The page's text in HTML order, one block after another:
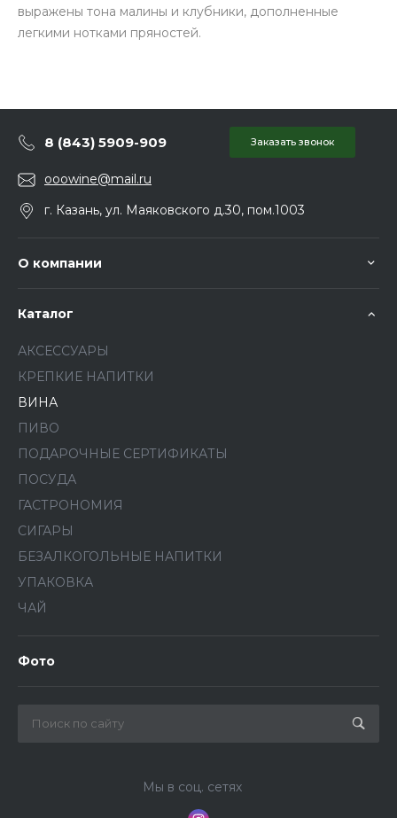
выражены тона малины и клубники, дополненные
легкими нотками пряностей.
8 (843) 5909-909 Заказать звонок
ooowine@mail.ru
г. Казань, ул. Маяковского д.30, пом.1003
О компании
Каталог
АКСЕССУАРЫ
КРЕПКИЕ НАПИТКИ
ВИНА
ПИВО
ПОДАРОЧНЫЕ СЕРТИФИКАТЫ
ПОСУДА
ГАСТРОНОМИЯ
СИГАРЫ
БЕЗАЛКОГОЛЬНЫЕ НАПИТКИ
УПАКОВКА
ЧАЙ
Фото
Мы в соц. сетях